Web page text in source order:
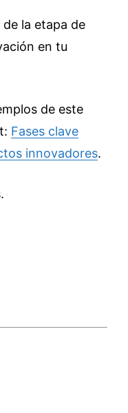
de la etapa de
en tu
de este
Fases clave
innovadores.